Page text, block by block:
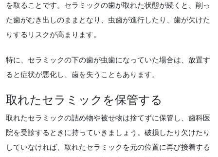
を取ることです。セラミックの歯が取れた状態が続くと、削っ
た歯がむき出しのままとなり、虫歯が進行したり、歯が欠けた
りするリスクが高まります。
特に、セラミックの下の歯が虫歯になっていた場合は、放置す
ると症状が悪化し、歯を失うこともあります。
取れたセラミックを保管する
取れたセラミックの詰め物や被せ物は捨てずに保管し、歯科医
院を受診するときに持っていきましょう。破損したり欠けたり
していなければ、取れたセラミックを元の位置に再び接着する